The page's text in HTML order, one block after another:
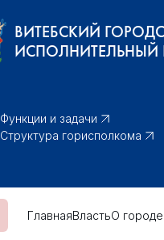
ВИТЕБСКИЙ
ИСПОЛНИТЕЛЬНЫЙ
Функции и задачи
Структура горисполкома
ГлавнаяВластьО городе